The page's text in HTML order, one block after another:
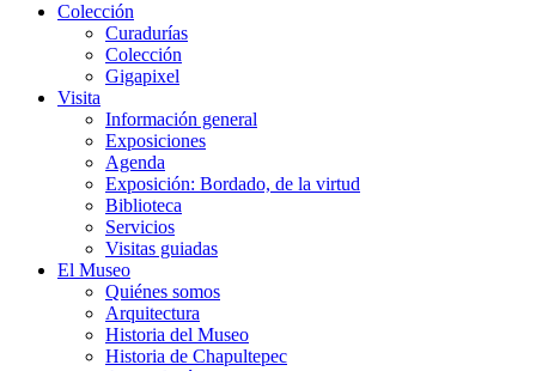
Colección
Curadurías
Colección
Gigapixel
Visita
Información general
Exposiciones
Agenda
Exposición: Bordado, de la virtud
Biblioteca
Servicios
Visitas guiadas
El Museo
Quiénes somos
Arquitectura
Historia del Museo
Historia de Chapultepec